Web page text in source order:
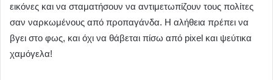
εικόνες και να σταματήσουν να αντιμετωπίζουν τους πολίτες
σαν ναρκωμένους από προπαγάνδα. Η αλήθεια πρέπει να
βγει στο φως, και όχι να θάβεται πίσω από pixel και ψεύτικα
χαμόγελα!